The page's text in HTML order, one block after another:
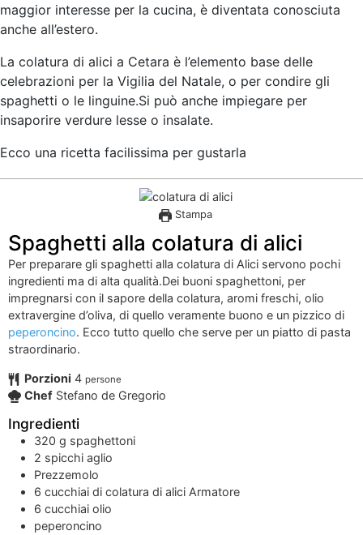
maggior interesse per la cucina, è diventata conosciuta
anche all’estero.
La colatura di alici a Cetara è l’elemento base delle
celebrazioni per la Vigilia del Natale, o per condire gli
spaghetti o le linguine.Si può anche impiegare per
insaporire verdure lesse o insalate.
Ecco una ricetta facilissima per gustarla
Stampa
Spaghetti alla colatura di alici
Per preparare gli spaghetti alla colatura di Alici servono pochi
ingredienti ma di alta qualità.Dei buoni spaghettoni, per
impregnarsi con il sapore della colatura, aromi freschi, olio
extravergine d’oliva, di quello veramente buono e un pizzico di
peperoncino. Ecco tutto quello che serve per un piatto di pasta
straordinario.
Porzioni 4 persone
Chef Stefano de Gregorio
Ingredienti
320 g spaghettoni
2 spicchi aglio
Prezzemolo
6 cucchiai di colatura di alici Armatore
6 cucchiai olio
peperoncino